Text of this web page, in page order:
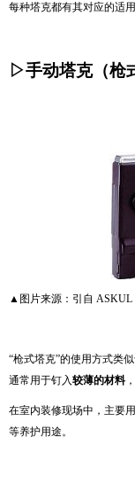
每种塔克都有其对应的适
▷手动塔克（枪
▲图片来源：引自 ASKUL
“枪式塔克”的使用方式类
通常用于钉入较薄的材料
在室内装修现场中，主要
等养护用途。